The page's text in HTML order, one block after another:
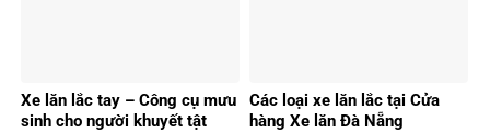
Xe lăn lắc tay – Công cụ mưu
sinh cho người khuyết tật
Các loại xe lăn lắc tại Cửa
hàng Xe lăn Đà Nẵng